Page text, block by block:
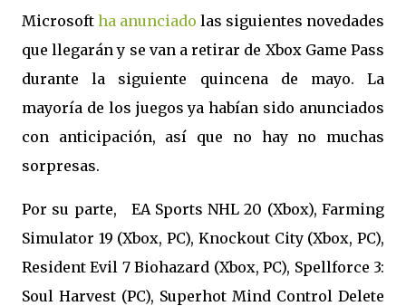
Microsoft ha anunciado las siguientes novedades
que llegarán y se van a retirar de Xbox Game Pass
durante la siguiente quincena de mayo. La
mayoría de los juegos ya habían sido anunciados
con anticipación, así que no hay no muchas
sorpresas.
Por su parte, EA Sports NHL 20 (Xbox), Farming
Simulator 19 (Xbox, PC), Knockout City (Xbox, PC),
Resident Evil 7 Biohazard (Xbox, PC), Spellforce 3:
Soul Harvest (PC), Superhot Mind Control Delete